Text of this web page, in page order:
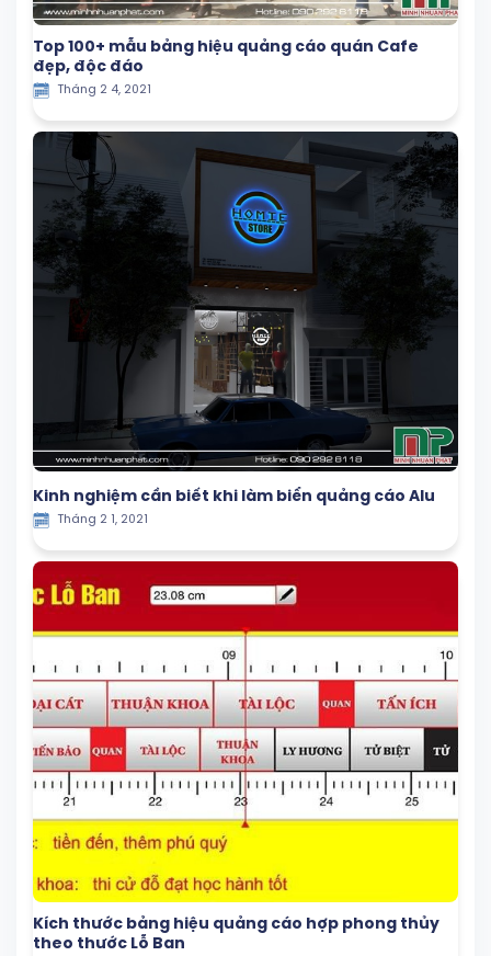
Top 100+ mẫu bảng hiệu quảng cáo quán Cafe
đẹp, độc đáo
Tháng 2 4, 2021
Kinh nghiệm cần biết khi làm biển quảng cáo Alu
Tháng 2 1, 2021
Kích thước bảng hiệu quảng cáo hợp phong thủy
theo thước Lỗ Ban